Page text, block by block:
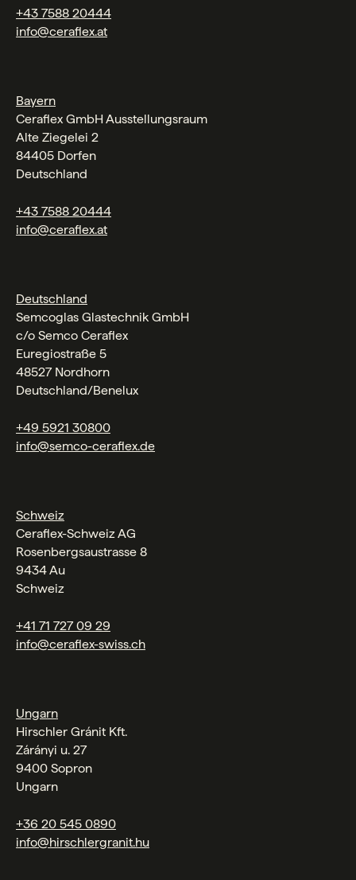
+43 7588 20444
info@ceraflex.at
Bayern
Ceraflex GmbH Ausstellungsraum
Alte Ziegelei 2
84405 Dorfen
Deutschland
+43 7588 20444
info@ceraflex.at
Deutschland
Semcoglas Glastechnik GmbH
c/o Semco Ceraflex
Euregiostraße 5
48527 Nordhorn
Deutschland/Benelux
+49 5921 30800
info@semco-ceraflex.de
Schweiz
Ceraflex-Schweiz AG
Rosenbergsaustrasse 8
9434 Au
Schweiz
+41 71 727 09 29
info@ceraflex-swiss.ch
Ungarn
Hirschler Gránit Kft.
Zárányi u. 27
9400 Sopron
Ungarn
+36 20 545 0890
info@hirschlergranit.hu